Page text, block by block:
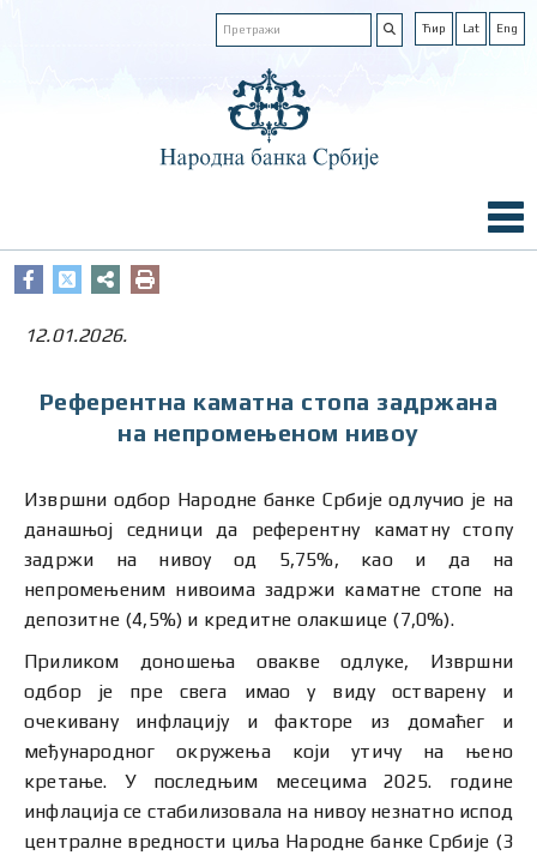
Ћир Lat Eng
12.01.2026.
Референтна каматна стопа задржана
на непромењеном нивоу
Извршни одбор Народне банке Србије одлучио је на
данашњој седници да референтну каматну стопу
задржи на нивоу од 5,75%, као и да на
непромењеним нивоима задржи каматне стопе на
депозитне (4,5%) и кредитне олакшице (7,0%).
Приликом доношења овакве одлуке, Извршни
одбор је пре свега имао у виду остварену и
очекивану инфлацију и факторе из домаћег и
међународног окружења који утичу на њено
кретање. У последњим месецима 2025. године
инфлација се стабилизовала на нивоу незнатно испод
централне вредности циља Народне банке Србије (3